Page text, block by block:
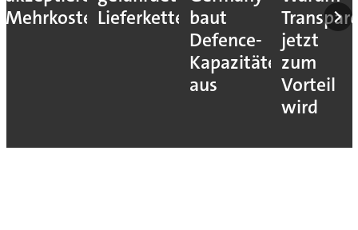
MehrkostenLieferkettenbaut
Defence-
Kapazitäten
aus
jetzt
zum
Vorteil
wird